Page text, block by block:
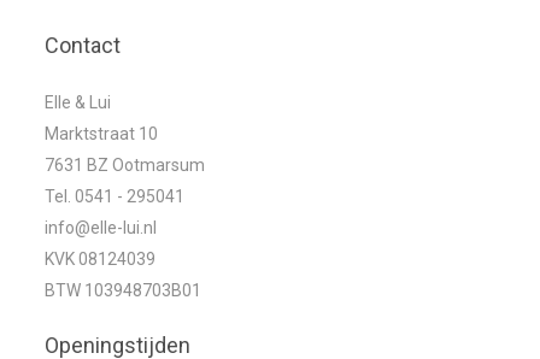
Contact
Elle & Lui
Marktstraat 10
7631 BZ Ootmarsum
Tel. 0541 - 295041
info@elle-lui.nl
KVK 08124039
BTW 103948703B01
Openingstijden